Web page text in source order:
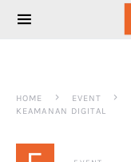
SEARCH FOR:
HOME EVENT
KEAMANAN DIGITAL